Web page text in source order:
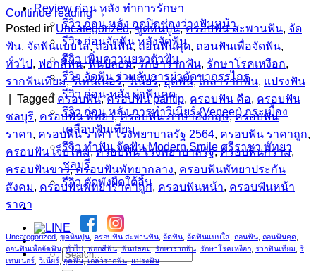
Review ก่อน หลัง ทำการรักษา
รีวิว ก่อน หลัง อุดปิดช่องว่างฟันหน้า
รีวิว ก่อนจัดฟัน หลังจัดฟัน
รีวิว เพิ่มความยาวตัวฟัน
รีวิว จัดฟัน ร่วมกับการผ่าตัดขากรรไกร
รีวิว ก่อน-หลัง ผ่าฟันคุด
รีวิว ก่อน หลัง การทำวีเนียร์ (Veneer) กระเบื้อง
เคลือบฟันเทียม
รีวิว ทำฟัน จัดฟัน Modern Smile ศรีราชา พัทยา
ชลบุรี
รีวิว ตัดพังผืดใต้ลิ้น
Continue reading→
Posted inUncategorized,ขูดหินปูน,ครอบฟัน สะพานฟัน, จัด
ฟัน, จัดฟันแบบใส,ถอนฟัน,ถอนฟันคุด, ถอนฟันเพื่อจัดฟัน,
ทั่วไป, ฟอกสีฟัน,ฟันปลอม,รักษารากฟัน, รักษาโรคเหงือก,
รากฟันเทียม,รีเทนเนอร์,วีเนียร์,อุดฟัน,เกลารากฟัน, แปรงฟัน
Tagged ครอบฟัน,ครอบฟัน pantip, ครอบฟัน คือ, ครอบฟัน
ชลบุรี, ครอบฟัน พัทยา,ครอบฟัน ภาษาอังกฤษ,ครอบฟัน
ราคา, ครอบฟัน ราคา โรงพยาบาลรัฐ 2564, ครอบฟัน ราคาถูก,
ครอบฟัน เจ็บไหม,ครอบฟัน โรงพยาบาลรัฐ,ครอบฟันกราม,
ครอบฟันขาว,ครอบฟันพัทยากลาง, ครอบฟันพัทยาประกัน
สังคม, ครอบฟันพัทยาราคาถูก, ครอบฟันหน้า, ครอบฟันหน้า
ราคา
Uncategorized ขูดหินปูน ครอบฟัน สะพานฟัน จัดฟัน จัดฟันแบบใส ถอนฟัน ถอนฟันคุด
ถอนฟันเพื่อจัดฟัน,ทั่วไป,ฟอกสีฟัน,ฟันปลอม,รักษารากฟัน รักษาโรคเหงือก รากฟันเทียม รี
เทนเนอร์ วีเนียร์ ,อุดฟัน,เกลารากฟัน,แปรงฟัน